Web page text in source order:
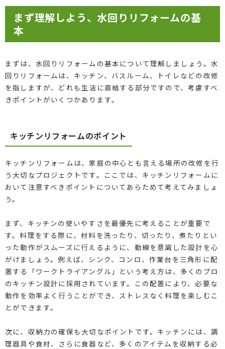
まず理解しよう、水回りリフォームの基
本
まずは、水回りリフォームの基本について理解しましょう。水
回りリフォームは、キッチン、バスルーム、トイレなどの改修
を指しますが、どれも生活に直結する部分ですので、考慮すべ
きポイントがいくつかあります。
キッチンリフォームのポイント
キッチンリフォームは、家庭の中心とも言える場所の改修を行
う大切なプロジェクトです。ここでは、キッチンリフォームに
おいて注意すべきポイントについてあらためて考えてみましょ
う。
まず、キッチンの使いやすさを最優先に考えることが重要で
す。料理をする際に、材料を洗ったり、切ったり、煮たりとい
った動作がスムーズに行えるように、動線を意識した設計を心
がけましょう。例えば、シンク、コンロ、作業台を三角形に配
置する「ワークトライアングル」という考え方は、多くのプロ
のキッチン設計に採用されています。この配置により、必要な
動作を効率よく行うことができ、ストレスなく料理を楽しむこ
とができます。
次に、収納力の確保も大切なポイントです。キッチンには、調
理器具や食材、さらに食器など、多くのアイテムを収納する必